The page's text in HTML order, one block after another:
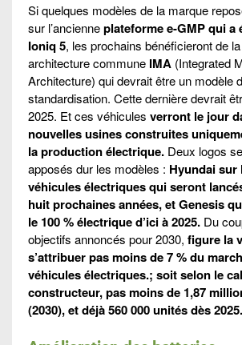
Si quelques modèles de la marque
sur l’ancienneplateforme e-GMP qui a
Ioniq 5, les prochains bénéficieront de
architecture commune IMA (Integrated
Architecture) qui devrait être un modèle
standardisation. Cette dernière devrait
2025. Et ces véhicules verront le jour
nouvelles usines construites
la production électrique. Deux logos
apposés dur les modèles : Hyundai sur
véhicules électriques qui seront
huit prochaines années, et Genesis
le 100 % électrique d’ici à 2025. Du
objectifs annoncés pour 2030, figure la
s’attribuer pas moins de 7 % du
véhicules électriques.; soit selon le
constructeur, pas moins de 1,87
(2030), et déjà 560 000 unités dès 2025.